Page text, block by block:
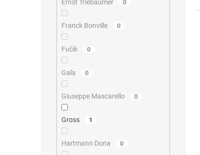
Ernst Triebaumer 0
Franck Bonville 0
Fučík 0
Gala 0
Giuseppe Mascarello 0
Gross 1
Hartmann Dona 0